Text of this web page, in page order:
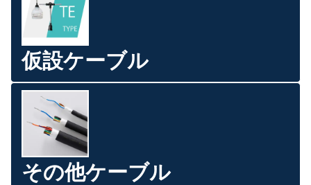
仮設ケーブル
その他ケーブル